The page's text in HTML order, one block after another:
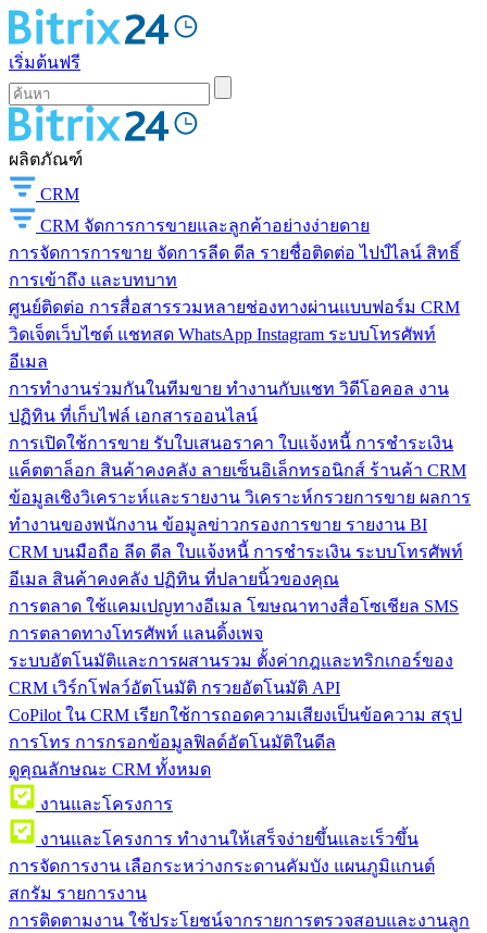
เริ่มต้นฟรี
ผลิตภัณฑ์
CRM
CRM จัดการการขายและลูกค้าอย่างง่ายดาย
การจัดการการขาย จัดการลีด ดีล รายชื่อติดต่อ ไปป์ไลน์ สิทธิ์
การเข้าถึง และบทบาท
ศูนย์ติดต่อ การสื่อสารรวมหลายช่องทางผ่านแบบฟอร์ม CRM
วิดเจ็ตเว็บไซต์ แชทสด WhatsApp Instagram ระบบโทรศัพท์
อีเมล
การทำงานร่วมกันในทีมขาย ทำงานกับแชท วิดีโอคอล งาน
ปฏิทิน ที่เก็บไฟล์ เอกสารออนไลน์
การเปิดใช้การขาย รับใบเสนอราคา ใบแจ้งหนี้ การชำระเงิน
แค็ตตาล็อก สินค้าคงคลัง ลายเซ็นอิเล็กทรอนิกส์ ร้านค้า CRM
ข้อมูลเชิงวิเคราะห์และรายงาน วิเคราะห์กรวยการขาย ผลการ
ทำงานของพนักงาน ข้อมูลข่าวกรองการขาย รายงาน BI
CRM บนมือถือ ลีด ดีล ใบแจ้งหนี้ การชำระเงิน ระบบโทรศัพท์
อีเมล สินค้าคงคลัง ปฏิทิน ที่ปลายนิ้วของคุณ
การตลาด ใช้แคมเปญทางอีเมล โฆษณาทางสื่อโซเชียล SMS
การตลาดทางโทรศัพท์ แลนดิ้งเพจ
ระบบอัตโนมัติและการผสานรวม ตั้งค่ากฎและทริกเกอร์ของ
CRM เวิร์กโฟลว์อัตโนมัติ กรวยอัตโนมัติ API
CoPilot ใน CRM เรียกใช้การถอดความเสียงเป็นข้อความ สรุป
การโทร การกรอกข้อมูลฟิลด์อัตโนมัติในดีล
ดูคุณลักษณะ CRM ทั้งหมด
งานและโครงการ
งานและโครงการ ทำงานให้เสร็จง่ายขึ้นและเร็วขึ้น
การจัดการงาน เลือกระหว่างกระดานคัมบัง แผนภูมิแกนต์
สกรัม รายการงาน
การติดตามงาน ใช้ประโยชน์จากรายการตรวจสอบและงานลูก